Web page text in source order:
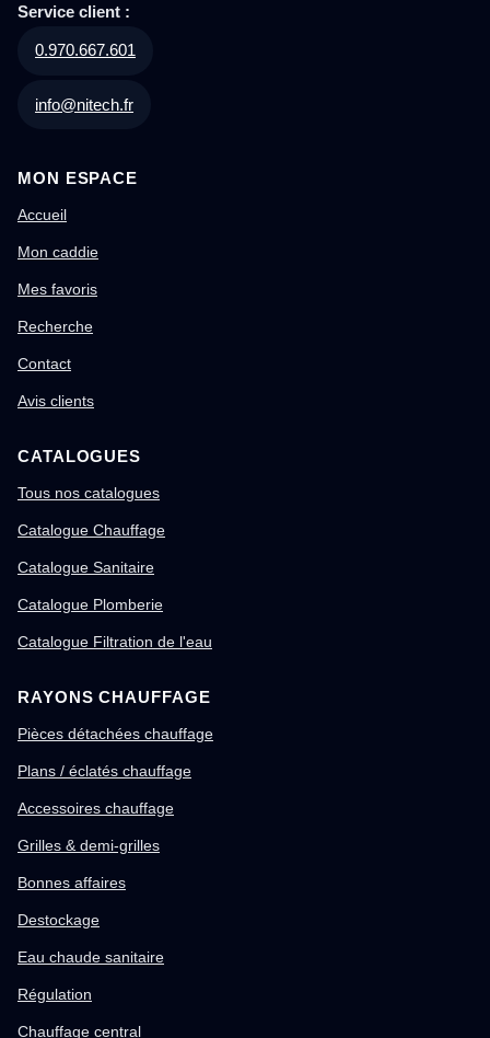
Service client :
0.970.667.601
info@nitech.fr
MON ESPACE
Accueil
Mon caddie
Mes favoris
Recherche
Contact
Avis clients
CATALOGUES
Tous nos catalogues
Catalogue Chauffage
Catalogue Sanitaire
Catalogue Plomberie
Catalogue Filtration de l'eau
RAYONS CHAUFFAGE
Pièces détachées chauffage
Plans / éclatés chauffage
Accessoires chauffage
Grilles & demi-grilles
Bonnes affaires
Destockage
Eau chaude sanitaire
Régulation
Chauffage central